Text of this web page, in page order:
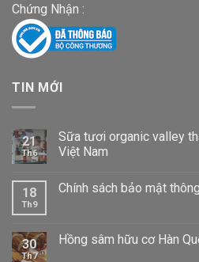
Chứng Nhận :
TIN MỚI
21
Th6
Sữa tươi organic valley
Việt Nam
18
Th9
Chính sách bảo mật
30
Th7
Hồng sâm hữu cơ Hàn